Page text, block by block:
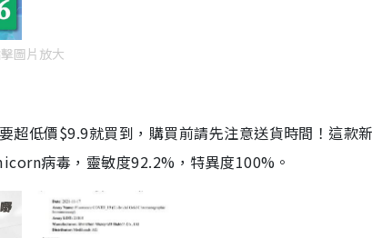
圖片放大
低價$9.9就買到，購買前請先注意送貨時間！這款
病毒，靈敏度92.2%，特異度100%。